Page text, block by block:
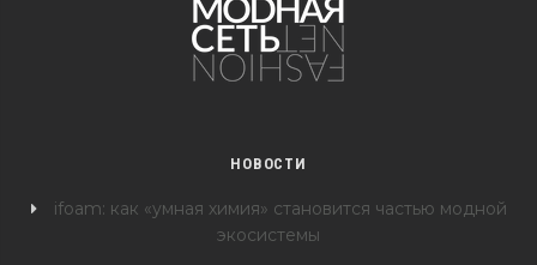
НОВОСТИ
ifoam: как «умная химия» становится частью модной
экосистемы